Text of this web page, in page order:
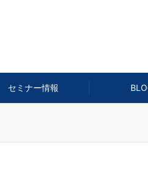
セミナー情報